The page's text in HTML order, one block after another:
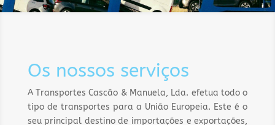
Os nossos serviços
A Transportes Cascão & Manuela, Lda. efetua todo o
tipo de transportes para a União Europeia. Este é o
seu principal destino de importações e exportações,